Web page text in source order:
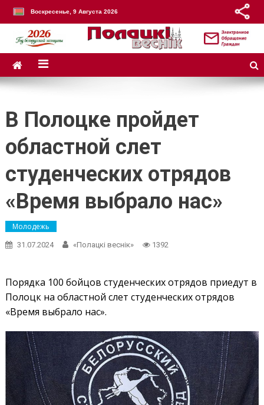
Воскресенье, 9 Августа 2026
В Полоцке пройдет
областной слет
студенческих отрядов
«Время выбрало нас»
Молодежь
31.07.2024 «Полацкі веснік» 1392
Порядка 100 бойцов студенческих отрядов приедут в
Полоцк на областной слет студенческих отрядов
«Время выбрало нас».